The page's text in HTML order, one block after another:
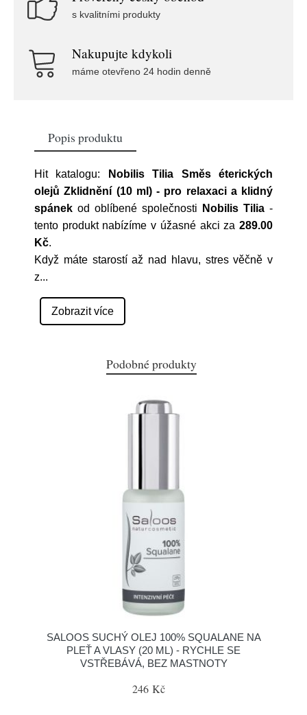
s kvalitními produkty
Nakupujte kdykoli
máme otevřeno 24 hodin denně
Popis produktu
Hit katalogu:
Nobilis Tilia Směs éterických
olejů Zklidnění (10 ml) - pro relaxaci a klidný
spánek od oblíbené společnosti Nobilis Tilia -
tento produkt nabízíme v úžasné akci za 289.00
Kč.
Když máte starostí až nad hlavu, stres věčně v
z...
Zobrazit více
Podobné produkty
SALOOS SUCHÝ OLEJ 100% SQUALANE NA
PLEŤ A VLASY (20 ML) - RYCHLE SE
VSTŘEBÁVÁ, BEZ MASTNOTY
246 Kč